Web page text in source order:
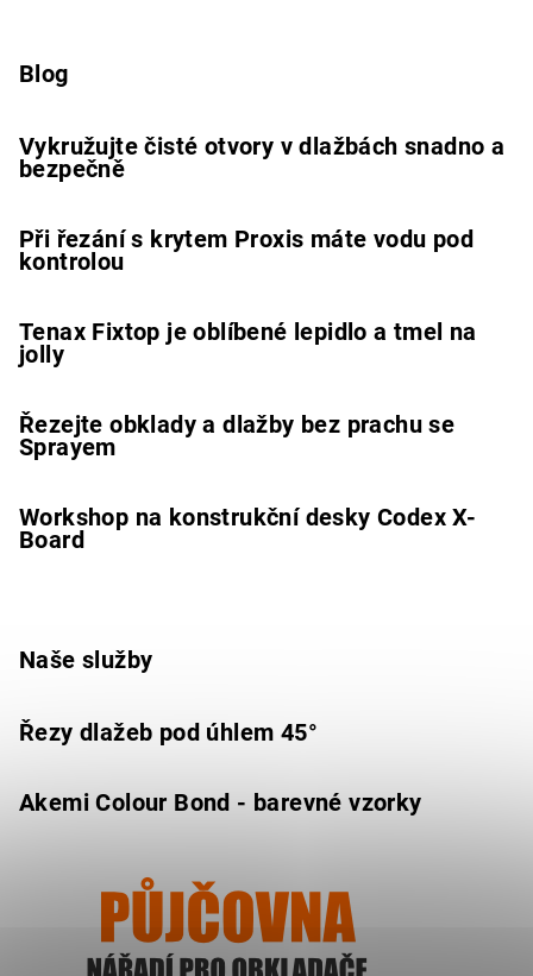
Blog
Vykružujte čisté otvory v dlažbách snadno a
bezpečně
Při řezání s krytem Proxis máte vodu pod
kontrolou
Tenax Fixtop je oblíbené lepidlo a tmel na
jolly
Řezejte obklady a dlažby bez prachu se
Sprayem
Workshop na konstrukční desky Codex X-
Board
Naše služby
Řezy dlažeb pod úhlem 45°
Akemi Colour Bond - barevné vzorky